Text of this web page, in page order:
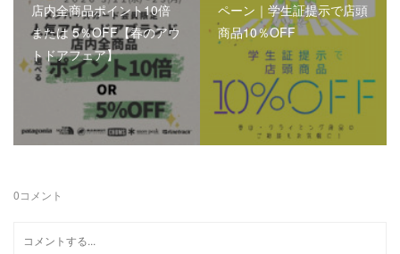
店内全商品ポイント10倍
または 5％OFF【春のアウ
トドアフェア】
ペーン｜学生証提示で店頭
商品10％OFF
0コメント